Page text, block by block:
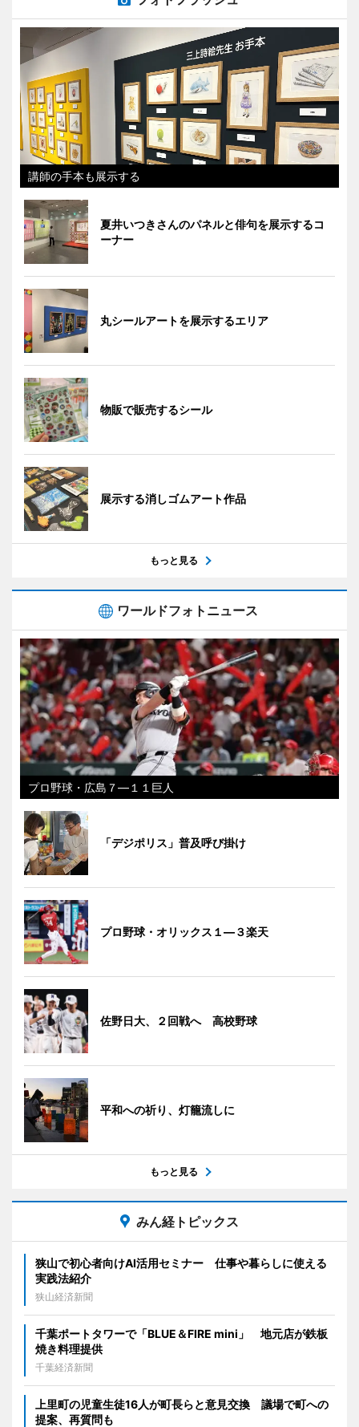
講師の手本も展示する
夏井いつきさんのパネルと俳句を展示するコ
ーナー
丸シールアートを展示するエリア
物販で販売するシール
展示する消しゴムアート作品
もっと見る
ワールドフォトニュース
プロ野球・広島７―１１巨人
「デジポリス」普及呼び掛け
プロ野球・オリックス１―３楽天
佐野日大、２回戦へ 高校野球
平和への祈り、灯籠流しに
もっと見る
みん経トピックス
狭山で初心者向けAI活用セミナー 仕事や暮らしに使える
実践法紹介
狭山経済新聞
千葉ポートタワーで「BLUE＆FIRE mini」 地元店が鉄板
焼き料理提供
千葉経済新聞
上里町の児童生徒16人が町長らと意見交換 議場で町への
提案、再質問も